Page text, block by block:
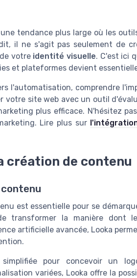
tendance plus large où les
il ne s'agit pas seulement de
votre identité visuelle. C'est ici
et plateformes devient
l'automatisation, comprendre
votre site web avec un outil
plus efficace. N'hésitez
Lire plus sur
création de contenu
est essentielle pour se
transformer la manière dont
artificielle avancée, Looka
pour concevoir un
variées, Looka offre la